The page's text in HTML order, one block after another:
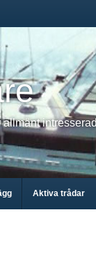
Aktiva trådar